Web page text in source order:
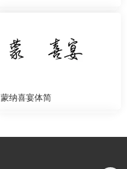
蒙纳喜宴体简